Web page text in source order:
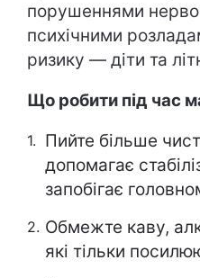
порушеннями
психічними
ризику — діти та
Що робити під час
Пийте більше
допомагає
запобігає
Обмежте каву,
які тільки